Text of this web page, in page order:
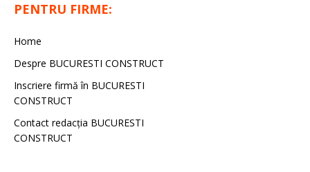
PENTRU FIRME:
Home
Despre BUCURESTI CONSTRUCT
Inscriere firmă în BUCURESTI
CONSTRUCT
Contact redacţia BUCURESTI
CONSTRUCT